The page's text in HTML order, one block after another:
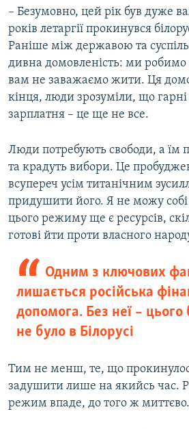
– Безумовно, цей рік був дуже
років летаргії прокинувся
Раніше між державою та
дивна домовленість: ми
вам не заважаємо жити. Ця
кінця, люди зрозуміли, що
зарплатня – це ще не все.
Люди потребують свободи, а їм
та крадуть вибори. Це
всупереч усім титанічним
придушити його. Я не можу собі
цього режиму ще є ресурсів,
готові йти проти власного
Одним з ключових
лишається російська
допомога. Без неї –
не було в Білорусі
Тим не менш, те, що
задушити лише на якийсь час.
режим впаде, до того ж миттєво.